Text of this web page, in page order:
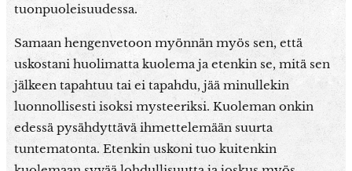
tuonpuoleisuudessa.
Samaan hengenvetoon myönnän myös sen, että
uskostani huolimatta kuolema ja etenkin se, mitä sen
jälkeen tapahtuu tai ei tapahdu, jää minullekin
luonnollisesti isoksi mysteeriksi. Kuoleman onkin
edessä pysähdyttävä ihmettelemään suurta
tuntematonta. Etenkin uskoni tuo kuitenkin